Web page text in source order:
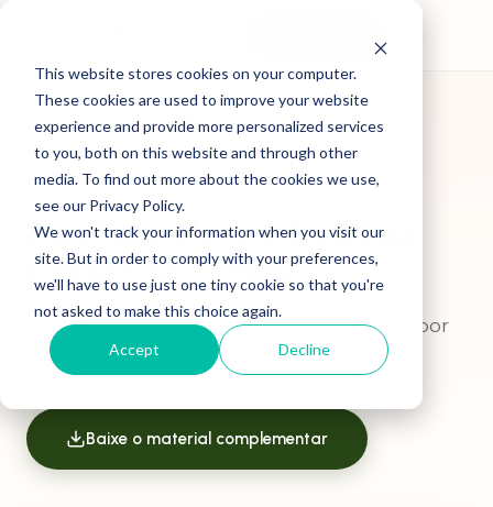
This website stores cookies on your computer.
These cookies are used to improve your website
experience and provide more personalized services
to you, both on this website and through other
media. To find out more about the cookies we use,
see our Privacy Policy.
We won't track your information when you visit our
site. But in order to comply with your preferences,
we'll have to use just one tiny cookie so that you're
not asked to make this choice again.
Accept Decline
Papo de Frota›Episódio #24
EPISÓDIO #24 · PAPO DE FROTA
Inteligência Artificial na
Gestão de Frotas
Como a IA está sendo usada na prática por
gestores de frota.
Baixe o material complementar